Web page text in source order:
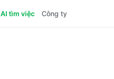
AI tìm việc Công ty